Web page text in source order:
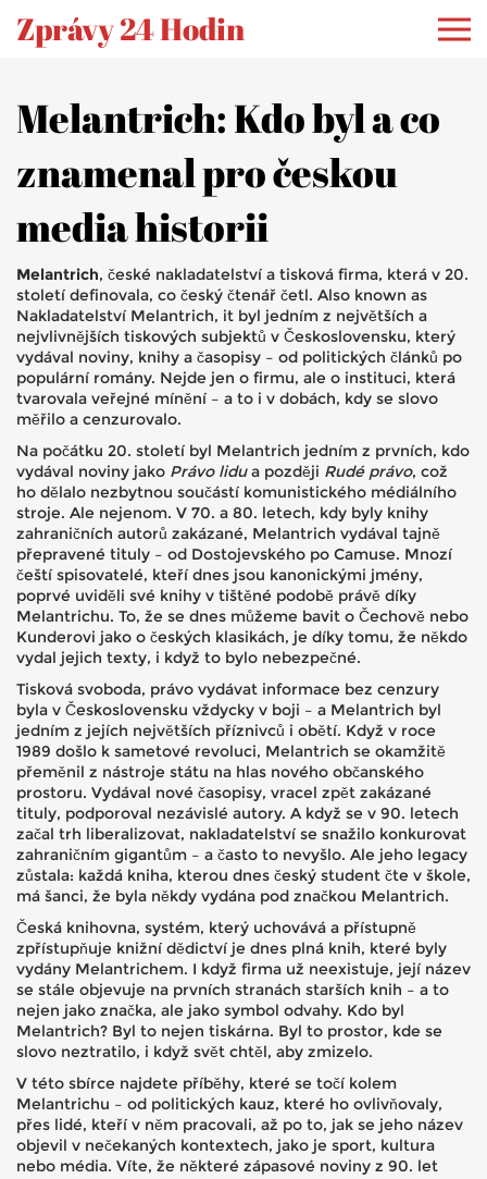
Zprávy 24 Hodin
Melantrich: Kdo byl a co
znamenal pro českou
media historii
Melantrich, české nakladatelství a tisková firma, která v 20.
století definovala, co český čtenář četl. Also known as
Nakladatelství Melantrich, it byl jedním z největších a
nejvlivnějších tiskových subjektů v Československu, který
vydával noviny, knihy a časopisy – od politických článků po
populární romány. Nejde jen o firmu, ale o instituci, která
tvarovala veřejné mínění – a to i v dobách, kdy se slovo
měřilo a cenzurovalo.
Na počátku 20. století byl Melantrich jedním z prvních, kdo
vydával noviny jako Právo lidua později Rudé právo, což
ho dělalo nezbytnou součástí komunistického médiálního
stroje. Ale nejenom. V 70. a 80. letech, kdy byly knihy
zahraničních autorů zakázané, Melantrich vydával tajně
přepravené tituly – od Dostojevského po Camuse. Mnozí
čeští spisovatelé, kteří dnes jsou kanonickými jmény,
poprvé uviděli své knihy v tištěné podobě právě díky
Melantrichu. To, že se dnes můžeme bavit o Čechově nebo
Kunderovi jako o českých klasikách, je díky tomu, že někdo
vydal jejich texty, i když to bylo nebezpečné.
Tisková svoboda, právo vydávat informace bez cenzury
byla v Československu vždycky v boji – a Melantrich byl
jedním z jejích největších příznivců i obětí. Když v roce
1989 došlo k sametové revoluci, Melantrich se okamžitě
přeměnil z nástroje státu na hlas nového občanského
prostoru. Vydával nové časopisy, vracel zpět zakázané
tituly, podporoval nezávislé autory. A když se v 90. letech
začal trh liberalizovat, nakladatelství se snažilo konkurovat
zahraničním gigantům – a často to nevyšlo. Ale jeho legacy
zůstala: každá kniha, kterou dnes český student čte v škole,
má šanci, že byla někdy vydána pod značkou Melantrich.
Česká knihovna, systém, který uchovává a přístupně
zpřístupňuje knižní dědictví je dnes plná knih, které byly
vydány Melantrichem. I když firma už neexistuje, její název
se stále objevuje na prvních stranách starších knih – a to
nejen jako značka, ale jako symbol odvahy. Kdo byl
Melantrich? Byl to nejen tiskárna. Byl to prostor, kde se
slovo neztratilo, i když svět chtěl, aby zmizelo.
V této sbírce najdete příběhy, které se točí kolem
Melantrichu – od politických kauz, které ho ovlivňovaly,
přes lidé, kteří v něm pracovali, až po to, jak se jeho název
objevil v nečekaných kontextech, jako je sport, kultura
nebo média. Víte, že některé zápasové noviny z 90. let